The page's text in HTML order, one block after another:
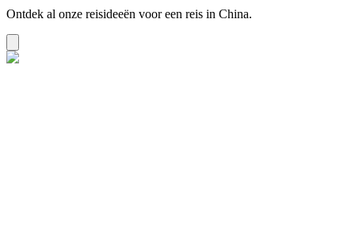
Ontdek al onze reisideeën voor een reis in China.